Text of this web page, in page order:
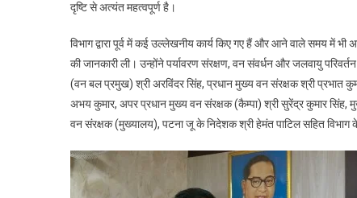
दृष्टि से अत्यंत महत्वपूर्ण है।
विभाग द्वारा पूर्व में कई उल्लेखनीय कार्य किए गए हैं और आने वाले समय में
की जानकारी ली। उन्होंने पर्यावरण संरक्षण, वन संवर्धन और जलवायु
(वन बल प्रमुख) श्री अरविंदर सिंह, प्रधान मुख्य वन संरक्षक श्री प्रभात
अभय कुमार, अपर प्रधान मुख्य वन संरक्षक (कैम्पा) श्री सुरेंद्र कुमार
वन संरक्षक (मुख्यालय), पटना जू के निदेशक श्री हेमंत पाटिल सहित विभाग